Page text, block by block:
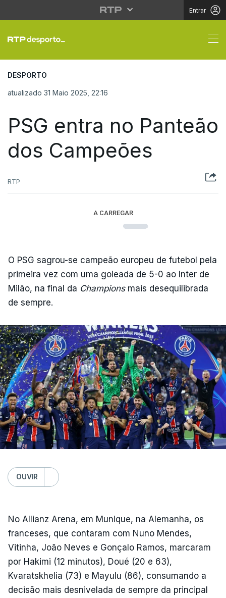
Entrar
PSG entra no
DESPORTO
atualizado 31 Maio 2025, 22:16
PSG entra no Panteão
dos Campeões
RTP
A CARREGAR
O PSG sagrou-se campeão europeu de futebol pela
primeira vez com uma goleada de 5-0 ao Inter de
Milão, na final da Championsmais desequilibrada
de sempre.
OUVIR
No Allianz Arena, em Munique, na Alemanha, os
franceses, que contaram com Nuno Mendes,
Vitinha, João Neves e Gonçalo Ramos, marcaram
por Hakimi (12 minutos), Doué (20 e 63),
Kvaratskhelia (73) e Mayulu (86), consumando a
decisão mais desnivelada de sempre da principal